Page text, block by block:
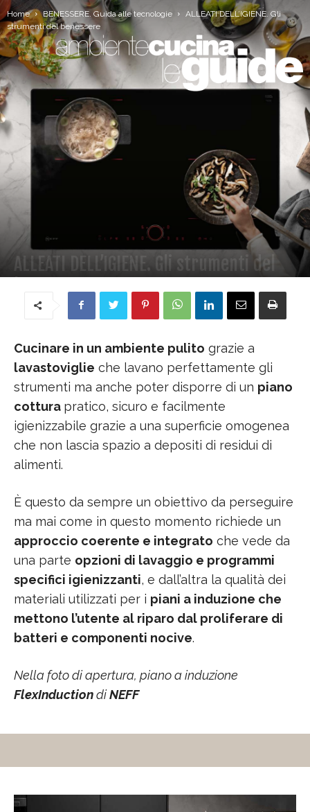
Home BENESSERE. Guida alle tecnologie
ALLEATI DELL’IGIENE. Gli
strumenti del benessere
ALLEATI DELL’IGIENE. Gli strumenti del
benessere
Cucinare in un ambiente pulito grazie a
lavastoviglie che lavano perfettamente gli
strumenti ma anche poter disporre di un piano
cottura pratico, sicuro e facilmente
igienizzabile grazie a una superficie omogenea
che non lascia spazio a depositi di residui di
alimenti.
È questo da sempre un obiettivo da perseguire
ma mai come in questo momento richiede un
approccio coerente e integrato che vede da
una parte opzioni di lavaggio e programmi
specifici igienizzanti, e dall’altra la qualità dei
materiali utilizzati per i piani a induzione che
mettono l’utente al riparo dal proliferare di
batteri e componenti nocive.
Nella foto di apertura, piano a induzione
FlexInductiondiNEFF